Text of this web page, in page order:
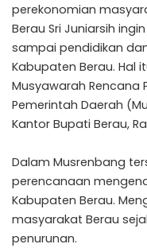
perekonomian
Berau Sri Juniarsih
sampai pendidikan
Kabupaten Berau. Hal
Musyawarah Rencana
Pemerintah Daerah
Kantor Bupati Berau,
Dalam Musrenbang
perencanaan
Kabupaten Berau.
masyarakat Berau
penurunan.